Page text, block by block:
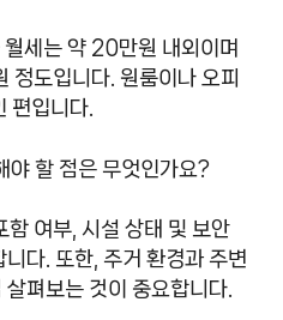
세는 약 20만원 내외이며
정도입니다. 원룸이나 오피
편입니다.
야 할 점은 무엇인가요?
함 여부, 시설 상태 및 보안
다. 또한, 주거 환경과 주변
펴보는 것이 중요합니다.